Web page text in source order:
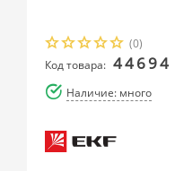
(0)
Код товара: 44694
Наличие: много